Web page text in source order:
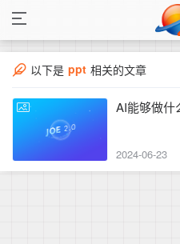
以下是 ppt 相关的文章
AI能够做什
2024-06-23